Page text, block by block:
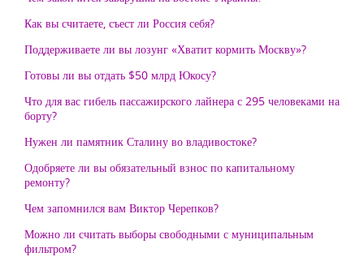
Как вы считаете, съест ли Россия себя?
Поддерживаете ли вы лозунг «Хватит кормить Москву»?
Готовы ли вы отдать $50 млрд Юкосу?
Что для вас гибель пассажирского лайнера с 295 человеками на
борту?
Нужен ли памятник Сталину во владивостоке?
Одобряете ли вы обязательный взнос по капитальному
ремонту?
Чем запомнился вам Виктор Черепков?
Можно ли считать выборы свободными с муниципальным
фильтром?